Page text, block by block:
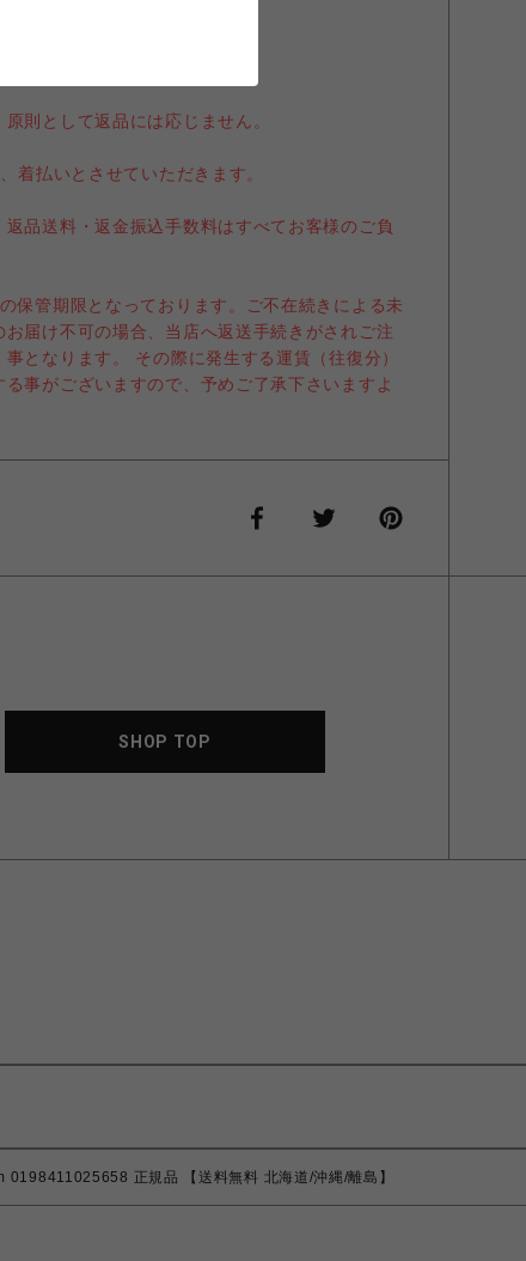
則として返品には応じません。
着払いとさせていただきます。
品送料・返金振込手数料はすべてお客様のご負
保管期限となっております。ご不在続きによる未
届け不可の場合、当店へ返送手続きがされご注
となります。 その際に発生する運賃（往復分）
事がございますので、予めご了承下さいますよ
SHOP TOP
正規品 【送料無料 北海道/沖縄/離島】